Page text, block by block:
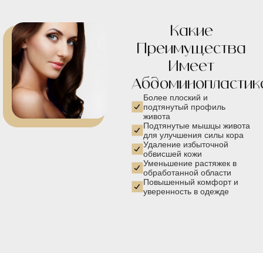
Какие
Преимущества
Имеет
Более плоский и
подтянутый профиль
живота
Подтянутые мышцы живота
для улучшения силы кора
Удаление избыточной
обвисшей кожи
Уменьшение растяжек в
обработанной области
Повышенный комфорт и
уверенность в одежде